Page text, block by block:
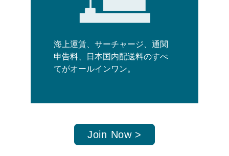
海上運賃、サーチャージ、通関
申告料、日本国内配送料のすべ
てがオールインワン。
Join Now >